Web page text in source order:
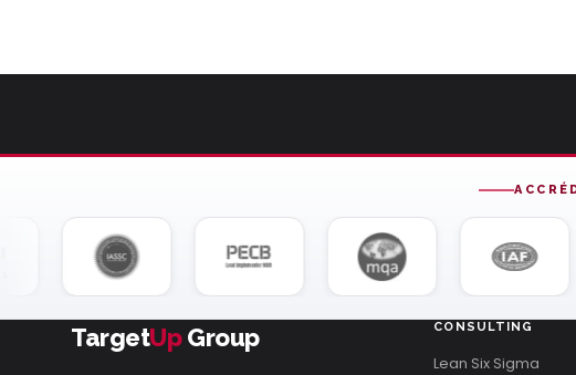
TargetUpGroup CONSULTING
Lean Six Sigma